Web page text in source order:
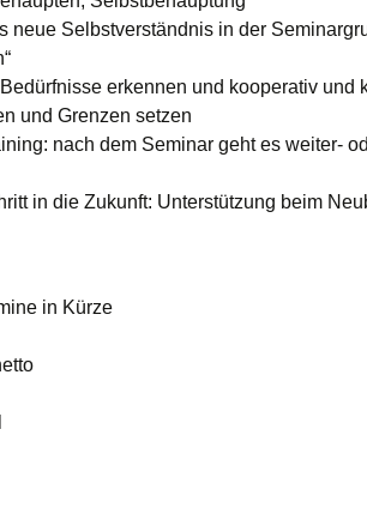
neue Selbstverständnis in der
erkennen und kooperativ und
und Grenzen setzen
nach dem Seminar geht es weiter-
in die Zukunft: Unterstützung beim
in Kürze